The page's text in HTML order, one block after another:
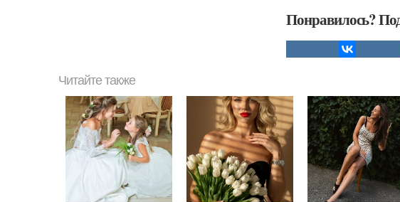
Понравилось?
Читайте также